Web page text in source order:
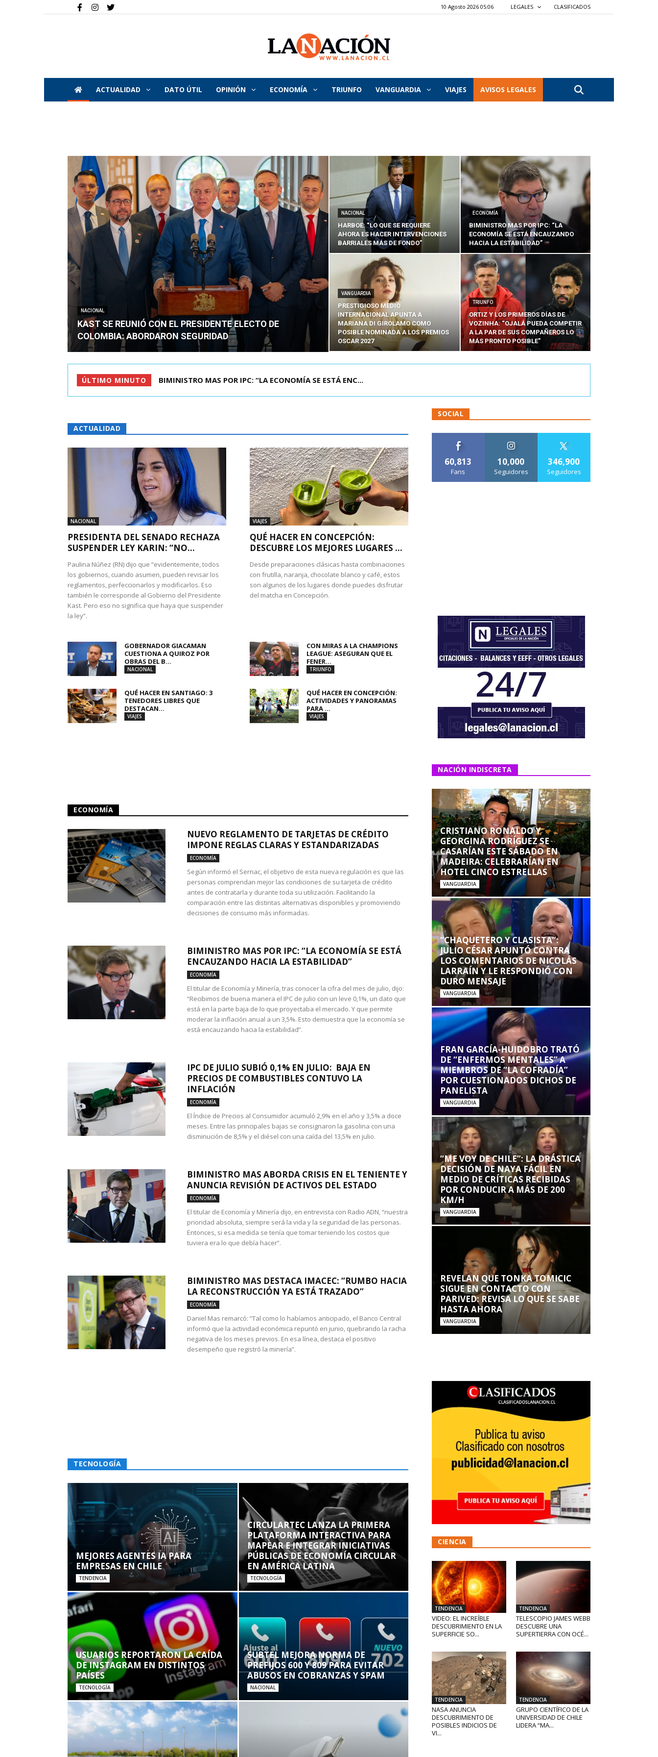
10 Agosto 2026 05:07 LEGALES CLASIFICADOS
La
Nación
ACTUALIDAD DATO ÚTIL OPINIÓN ECONOMÍA TRIUNFO VANGUARDIA VIAJES AVISOS LEGALES
NACIONAL
KAST SE REUNIÓ CON EL PRESIDENTE ELECTO DE
COLOMBIA: ABORDARON SEGURIDAD
NACIONAL
HARBOE: “LO QUE SE REQUIERE
AHORA ES HACER INTERVENCIONES
BARRIALES MÁS DE FONDO”
ECONOMÍA
BIMINISTRO MAS POR IPC: “LA
ECONOMÍA SE ESTÁ ENCAUZANDO
HACIA LA ESTABILIDAD”
VANGUARDIA
PRESTIGIOSO MEDIO
INTERNACIONAL APUNTA A
MARIANA DI GIROLAMO COMO
POSIBLE NOMINADA A LOS PREMIOS
OSCAR 2027
TRIUNFO
ORTIZ Y LOS PRIMEROS DÍAS DE
VOZINHA: “OJALÁ PUEDA COMPETIR
A LA PAR DE SUS COMPAÑEROS LO
MÁS PRONTO POSIBLE”
ÚLTIMO MINUTO KAST SE REUNIÓ CON EL PRESIDENTE ELECTO DE COLOMBIA: A...
BIMINISTRO MAS POR IPC: “LA ECONOMÍA SE ESTÁ ENC...
ACTUALIDAD
NACIONAL
PRESIDENTA DEL SENADO RECHAZA
SUSPENDER LEY KARIN: “NO...
Paulina Núñez (RN) dijo que “evidentemente, todos
los gobiernos, cuando asumen, pueden revisar los
reglamentos, perfeccionarlos y modificarlos. Eso
también le corresponde al Gobierno del Presidente
Kast. Pero eso no significa que haya que suspender
la ley”.
VIAJES
QUÉ HACER EN CONCEPCIÓN:
DESCUBRE LOS MEJORES LUGARES ...
Desde preparaciones clásicas hasta combinaciones
con frutilla, naranja, chocolate blanco y café, estos
son algunos de los lugares donde puedes disfrutar
del matcha en Concepción.
GOBERNADOR GIACAMAN
CUESTIONA A QUIROZ POR
OBRAS DEL B...
NACIONAL
CON MIRAS A LA CHAMPIONS
LEAGUE: ASEGURAN QUE EL
FENER...
TRIUNFO
QUÉ HACER EN SANTIAGO: 3
TENEDORES LIBRES QUE
DESTACAN...
VIAJES
QUÉ HACER EN CONCEPCIÓN:
ACTIVIDADES Y PANORAMAS
PARA ...
VIAJES
ECONOMÍA
NUEVO REGLAMENTO DE TARJETAS DE CRÉDITO
IMPONE REGLAS CLARAS Y ESTANDARIZADAS
ECONOMÍA
Según informó el Sernac, el objetivo de esta nueva regulación es que las
personas comprendan mejor las condiciones de su tarjeta de crédito
antes de contratarla y durante toda su utilización. Facilitando la
comparación entre las distintas alternativas disponibles y promoviendo
decisiones de consumo más informadas.
BIMINISTRO MAS POR IPC: “LA ECONOMÍA SE ESTÁ
ENCAUZANDO HACIA LA ESTABILIDAD”
ECONOMÍA
El titular de Economía y Minería, tras conocer la cifra del mes de julio, dijo:
“Recibimos de buena manera el IPC de julio con un leve 0,1%, un dato que
está en la parte baja de lo que proyectaba el mercado. Y que permite
moderar la inflación anual a un 3,5%. Esto demuestra que la economía se
está encauzando hacia la estabilidad”.
IPC DE JULIO SUBIÓ 0,1% EN JULIO: BAJA EN
PRECIOS DE COMBUSTIBLES CONTUVO LA
INFLACIÓN
ECONOMÍA
El Índice de Precios al Consumidor acumuló 2,9% en el año y 3,5% a doce
meses. Entre las principales bajas se consignaron la gasolina con una
disminución de 8,5% y el diésel con una caída del 13,5% en julio.
BIMINISTRO MAS ABORDA CRISIS EN EL TENIENTE Y
ANUNCIA REVISIÓN DE ACTIVOS DEL ESTADO
ECONOMÍA
El titular de Economía y Minería dijo, en entrevista con Radio ADN, “nuestra
prioridad absoluta, siempre será la vida y la seguridad de las personas.
Entonces, si esa medida se tenía que tomar teniendo los costos que
tuviera era lo que debía hacer”.
BIMINISTRO MAS DESTACA IMACEC: “RUMBO HACIA
LA RECONSTRUCCIÓN YA ESTÁ TRAZADO”
ECONOMÍA
Daniel Mas remarcó: “Tal como lo habíamos anticipado, el Banco Central
informó que la actividad económica repuntó en junio, quebrando la racha
negativa de los meses previos. En esa línea, destaca el positivo
desempeño que registró la minería”.
TECNOLOGÍA
MEJORES AGENTES IA PARA
EMPRESAS EN CHILE
TENDENCIA
CIRCULARTEC LANZA LA PRIMERA
PLATAFORMA INTERACTIVA PARA
MAPEAR E INTEGRAR INICIATIVAS
PÚBLICAS DE ECONOMÍA CIRCULAR
EN AMÉRICA LATINA
TECNOLOGÍA
USUARIOS REPORTARON LA CAÍDA
DE INSTAGRAM EN DISTINTOS
PAÍSES
TECNOLOGÍA
SUBTEL MEJORA NORMA DE
PREFIJOS 600 Y 809 PARA EVITAR
ABUSOS EN COBRANZAS Y SPAM
NACIONAL
SOCIAL
60,813
Fans
10,000
Seguidores
346,900
Seguidores
NACIÓN INDISCRETA
CRISTIANO RONALDO Y
GEORGINA RODRÍGUEZ SE
CASARÍAN ESTE SÁBADO EN
MADEIRA: CELEBRARÍAN EN
HOTEL CINCO ESTRELLAS
VANGUARDIA
“CHAQUETERO Y CLASISTA”:
JULIO CÉSAR APUNTÓ CONTRA
LOS COMENTARIOS DE NICOLÁS
LARRAÍN Y LE RESPONDIÓ CON
DURO MENSAJE
VANGUARDIA
FRAN GARCÍA-HUIDOBRO TRATÓ
DE “ENFERMOS MENTALES” A
MIEMBROS DE “LA COFRADÍA”
POR CUESTIONADOS DICHOS DE
PANELISTA
VANGUARDIA
“ME VOY DE CHILE”: LA DRÁSTICA
DECISIÓN DE NAYA FÁCIL EN
MEDIO DE CRÍTICAS RECIBIDAS
POR CONDUCIR A MÁS DE 200
KM/H
VANGUARDIA
REVELAN QUE TONKA TOMICIC
SIGUE EN CONTACTO CON
PARIVED: REVISA LO QUE SE SABE
HASTA AHORA
VANGUARDIA
CIENCIA
TENDENCIA
VIDEO: EL INCREÍBLE
DESCUBRIMIENTO EN LA
SUPERFICIE SO...
TENDENCIA
TELESCOPIO JAMES WEBB
DESCUBRE UNA
SUPERTIERRA CON OCÉ...
TENDENCIA
NASA ANUNCIA
DESCUBRIMIENTO DE
POSIBLES INDICIOS DE
VI...
TENDENCIA
GRUPO CIENTÍFICO DE LA
UNIVERSIDAD DE CHILE
LIDERA “MA...